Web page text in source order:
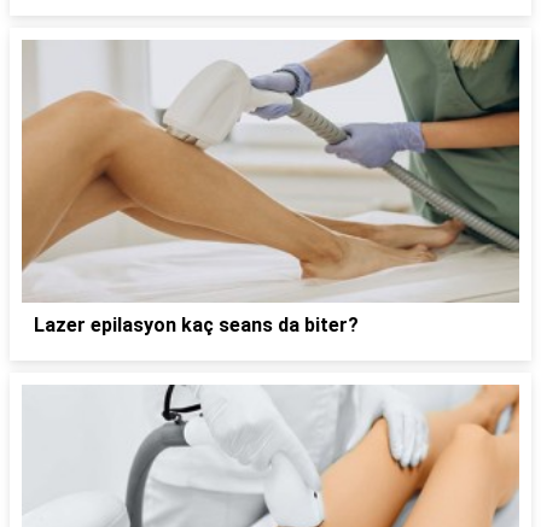
Lazer epilasyon kaç seans da biter?